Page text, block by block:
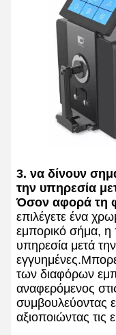
3. να δίνουν
την υπηρεσία
Όσον αφορά τη
επιλέγετε ένα
εμπορικό σήμα, η
υπηρεσία μετά
των διαφόρων
αναφερόμενος
συμβουλεύοντας
αξιοποιώντας τις